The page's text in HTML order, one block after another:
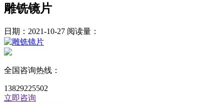
雕铣镜片
日期：2021-10-27 阅读量：
全国咨询热线：
13829225502
立即咨询